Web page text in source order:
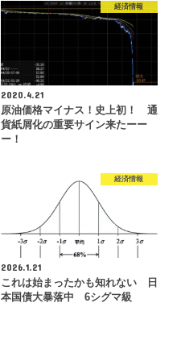
経済情報
2020.4.21
原油価格マイナス！史上初！ 通
貨紙屑化の重要サイン来たーー
ー！
経済情報
2026.1.21
これは始まったかも知れない 日
本国債大暴落中 6シグマ級